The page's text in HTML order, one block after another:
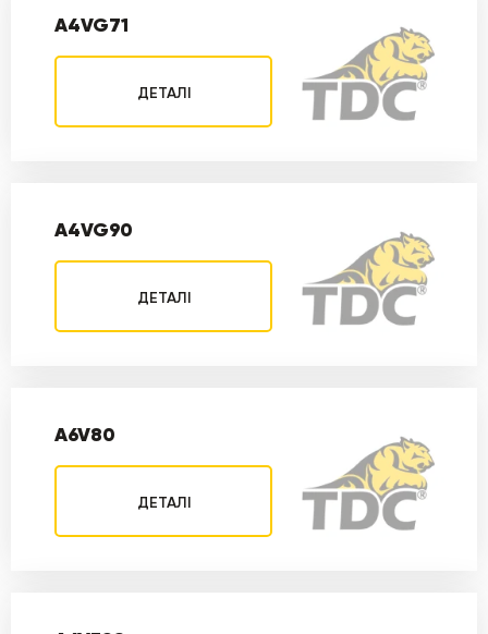
A4VG71
ДЕТАЛІ
A4VG90
ДЕТАЛІ
A6V80
ДЕТАЛІ